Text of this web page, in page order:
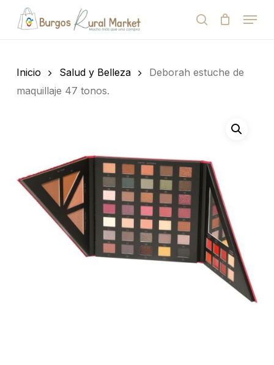
de
search
Menu
Cart
Inicio Salud y Belleza
Deborah estuche de
maquillaje 47 tonos.